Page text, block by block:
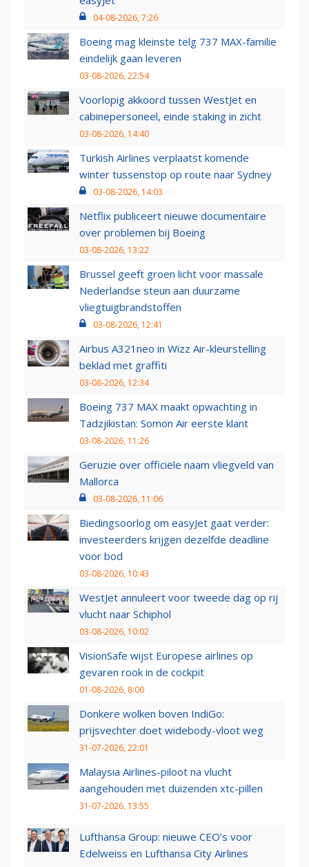
04-08-2026, 7:26
Boeing mag kleinste telg 737 MAX-familie
eindelijk gaan leveren
03-08-2026, 22:54
Voorlopig akkoord tussen WestJet en
cabinepersoneel, einde staking in zicht
03-08-2026, 14:40
Turkish Airlines verplaatst komende
winter tussenstop op route naar Sydney
03-08-2026, 14:03
Netflix publiceert nieuwe documentaire
over problemen bij Boeing
03-08-2026, 13:22
Brussel geeft groen licht voor massale
Nederlandse steun aan duurzame
vliegtuigbrandstoffen
03-08-2026, 12:41
Airbus A321neo in Wizz Air-kleurstelling
beklad met graffiti
03-08-2026, 12:34
Boeing 737 MAX maakt opwachting in
Tadzjikistan: Somon Air eerste klant
03-08-2026, 11:26
Geruzie over officiële naam vliegveld van
Mallorca
03-08-2026, 11:06
Biedingsoorlog om easyJet gaat verder:
investeerders krijgen dezelfde deadline
voor bod
03-08-2026, 10:43
WestJet annuleert voor tweede dag op rij
vlucht naar Schiphol
03-08-2026, 10:02
VisionSafe wijst Europese airlines op
gevaren rook in de cockpit
01-08-2026, 8:00
Donkere wolken boven IndiGo:
prijsvechter doet widebody-vloot weg
31-07-2026, 22:01
Malaysia Airlines-piloot na vlucht
aangehouden met duizenden xtc-pillen
31-07-2026, 13:55
Lufthansa Group: nieuwe CEO’s voor
Edelweiss en Lufthansa City Airlines